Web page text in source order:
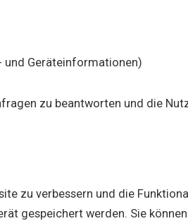
und Geräteinformationen)
zu beantworten und die
zu verbessern und die
gespeichert werden. Sie